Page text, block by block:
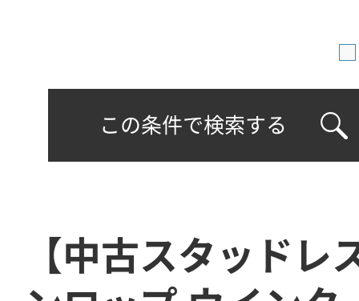
この条件で検索する
【中古スタッドレ